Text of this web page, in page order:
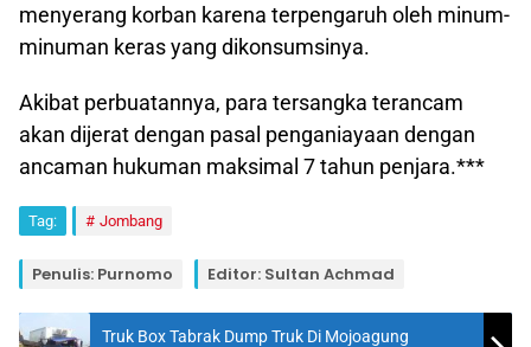
menyerang korban karena terpengaruh oleh minum-
minuman keras yang dikonsumsinya.
Akibat perbuatannya, para tersangka terancam
akan dijerat dengan pasal penganiayaan dengan
ancaman hukuman maksimal 7 tahun penjara.***
Tag: Jombang
Penulis: Purnomo Editor: Sultan Achmad
Truk Box Tabrak Dump Truk Di Mojoagung